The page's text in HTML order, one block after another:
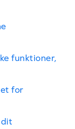
funktioner,
for